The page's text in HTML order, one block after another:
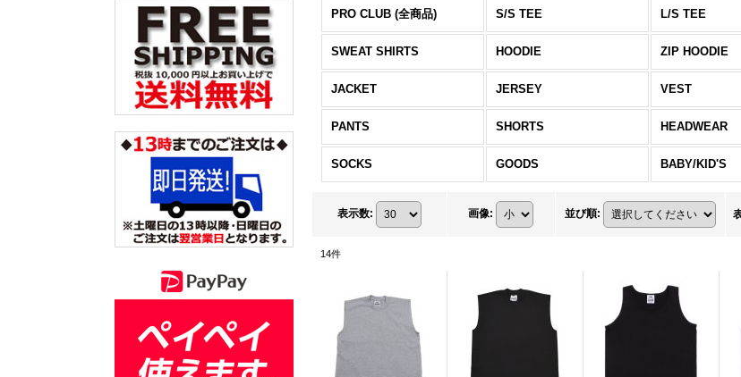
PRO CLUB (全商品) S/S TEE L/S TEE
SWEAT SHIRTS HOODIE ZIP HOODIE
JACKET JERSEY VEST
PANTS SHORTS HEADWEAR
SOCKS GOODS BABY/KID'S
表示数: 画像: 並び順:
14件